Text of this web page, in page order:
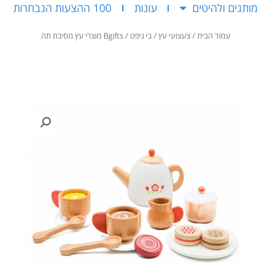
מותגים ולהיטים
עונות 100 ההצעות הנבחרות
עמוד הבית/צעצועי עץ/בי גיפט / Bgifts מוצרי עץ מסיבת תה